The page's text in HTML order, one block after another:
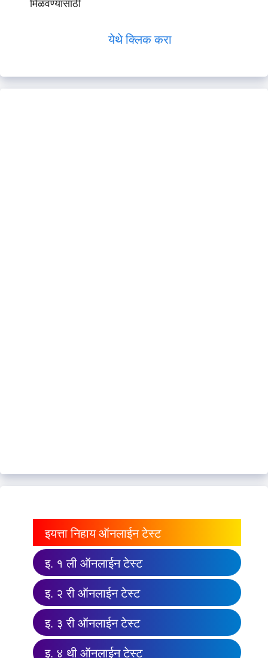
मिळवण्यासाठी
येथे क्लिक करा
इयत्ता निहाय ऑनलाईन टेस्ट
इ. १ ली ऑनलाईन टेस्ट
इ. २ री ऑनलाईन टेस्ट
इ. ३ री ऑनलाईन टेस्ट
इ. ४ थी ऑनलाईन टेस्ट